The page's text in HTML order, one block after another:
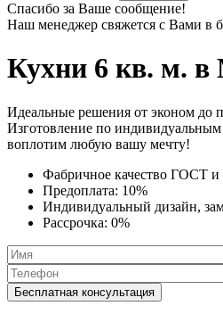
Спасибо за Ваше сообщение!
Наш менеджер свяжется с Вами в
Кухни 6 кв. м. в
Идеальные решения от эконом до
Изготовление по
воплотим любую вашу мечту!
Фабричное качество ГОСТ и
Предоплата: 10%
Индивидуальный дизайн,
Рассрочка: 0%